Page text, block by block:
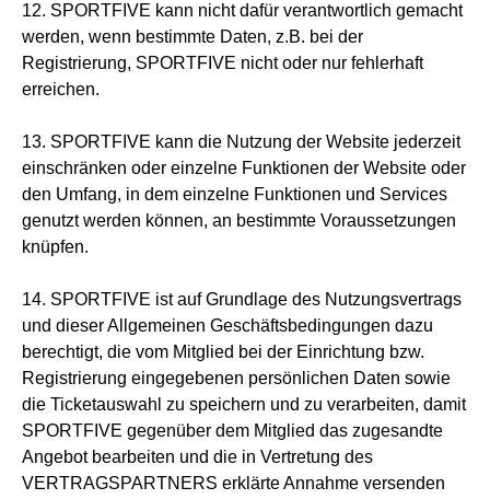
12. SPORTFIVE kann nicht dafür verantwortlich gemacht
werden, wenn bestimmte Daten, z.B. bei der
Registrierung, SPORTFIVE nicht oder nur fehlerhaft
erreichen.
13. SPORTFIVE kann die Nutzung der Website jederzeit
einschränken oder einzelne Funktionen der Website oder
den Umfang, in dem einzelne Funktionen und Services
genutzt werden können, an bestimmte Voraussetzungen
knüpfen.
14. SPORTFIVE ist auf Grundlage des Nutzungsvertrags
und dieser Allgemeinen Geschäftsbedingungen dazu
berechtigt, die vom Mitglied bei der Einrichtung bzw.
Registrierung eingegebenen persönlichen Daten sowie
die Ticketauswahl zu speichern und zu verarbeiten, damit
SPORTFIVE gegenüber dem Mitglied das zugesandte
Angebot bearbeiten und die in Vertretung des
VERTRAGSPARTNERS erklärte Annahme versenden